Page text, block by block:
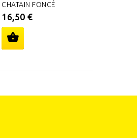
CHATAIN FONCÉ
16,50 €